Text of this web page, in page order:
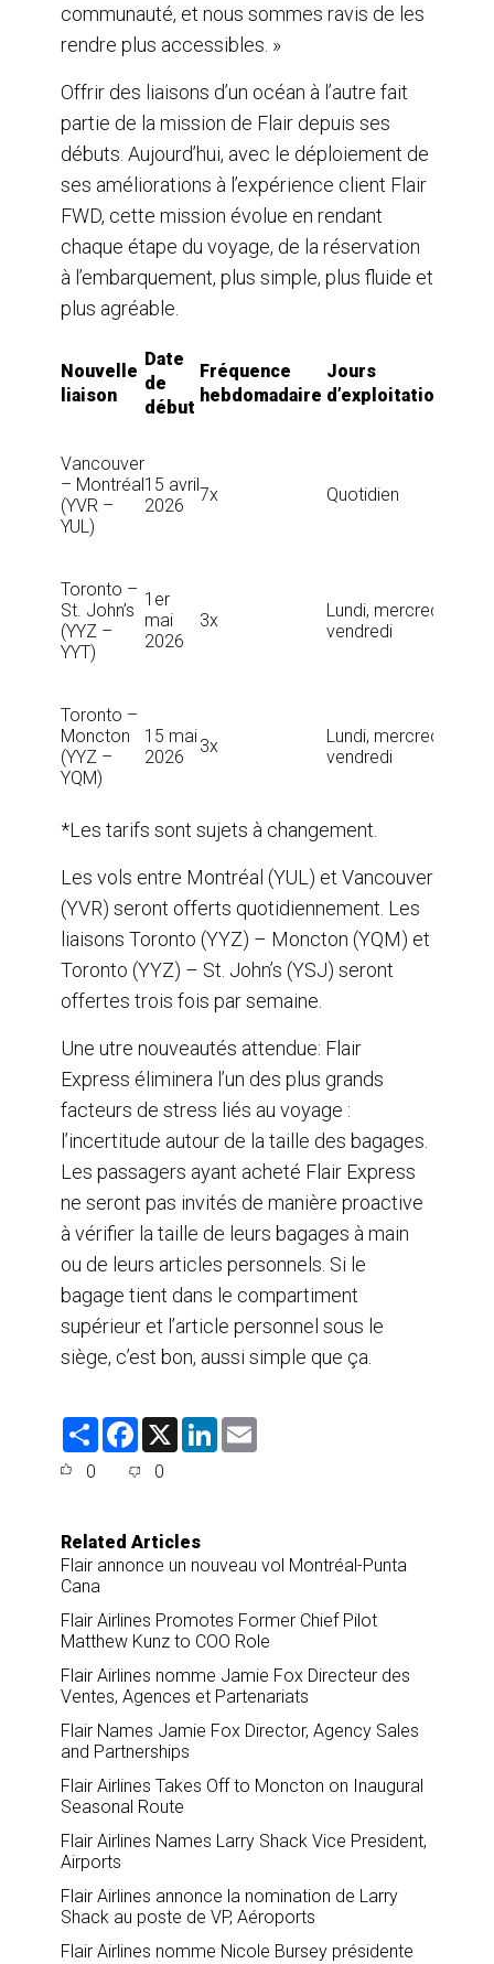
communauté, et nous sommes ravis de les
rendre plus accessibles. »
Offrir des liaisons d’un océan à l’autre fait
partie de la mission de Flair depuis ses
débuts. Aujourd’hui, avec le déploiement de
ses améliorations à l’expérience client Flair
FWD, cette mission évolue en rendant
chaque étape du voyage, de la réservation
à l’embarquement, plus simple, plus fluide et
plus agréable.
Nouvelle
liaison
Date
de
début
Fréquence
hebdomadaire
Jours
d’exploitation
Vancouver
– Montréal
(YVR –
YUL)
15 avril
2026
7x Quotidien
Toronto –
St. John’s
(YYZ –
YYT)
1er
mai
2026
3x
Lundi, mercredi,
vendredi
Toronto –
Moncton
(YYZ –
YQM)
15 mai
2026
3x
Lundi, mercredi,
vendredi
*Les tarifs sont sujets à changement.
Les vols entre Montréal (YUL) et Vancouver
(YVR) seront offerts quotidiennement. Les
liaisons Toronto (YYZ) – Moncton (YQM) et
Toronto (YYZ) – St. John’s (YSJ) seront
offertes trois fois par semaine.
Une utre nouveautés attendue: Flair
Express éliminera l’un des plus grands
facteurs de stress liés au voyage :
l’incertitude autour de la taille des bagages.
Les passagers ayant acheté Flair Express
ne seront pas invités de manière proactive
à vérifier la taille de leurs bagages à main
ou de leurs articles personnels. Si le
bagage tient dans le compartiment
supérieur et l’article personnel sous le
siège, c’est bon, aussi simple que ça.
S
F
e
o
k
X
L
0 0
Related Articles
Flair annonce un nouveau vol Montréal-Punta
Cana
Flair Airlines Promotes Former Chief Pilot
Matthew Kunz to COO Role
Flair Airlines nomme Jamie Fox Directeur des
Ventes, Agences et Partenariats
Flair Names Jamie Fox Director, Agency Sales
and Partnerships
Flair Airlines Takes Off to Moncton on Inaugural
Seasonal Route
Flair Airlines Names Larry Shack Vice President,
Airports
Flair Airlines annonce la nomination de Larry
Shack au poste de VP, Aéroports
Flair Airlines nomme Nicole Bursey présidente